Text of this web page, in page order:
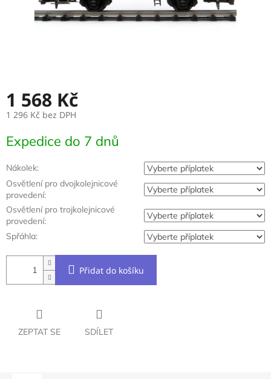
1 568 Kč
1 296 Kč bez DPH
cena:
Expedice do 7 dnů
Nákolek:
Osvětlení pro dvojkolejnicové
provedení:
Osvětlení pro trojkolejnicové
provedení:
Spřáhla:
Přidat do košíku
ZEPTAT SE SDÍLET